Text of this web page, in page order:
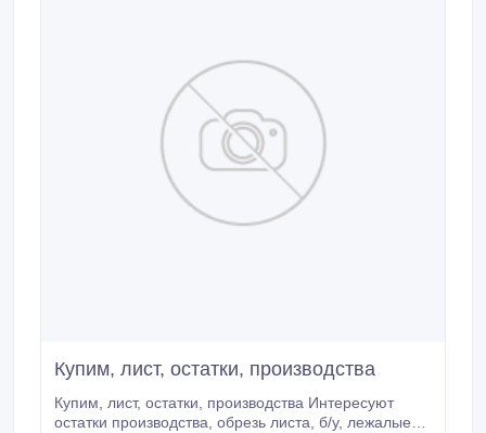
Купим, лист, остатки, производства
Купим, лист, остатки, производства Интересуют
остатки производства, обрезь листа, б/у, лежалые